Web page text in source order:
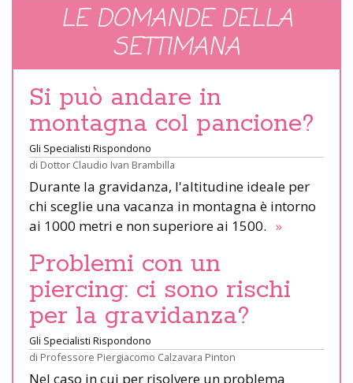
LE DOMANDE DELLA
SETTIMANA
Si può andare in
montagna col pancione?
Gli Specialisti Rispondono
di Dottor Claudio Ivan Brambilla
Durante la gravidanza, l'altitudine ideale per
chi sceglie una vacanza in montagna è intorno
ai 1000 metri e non superiore ai 1500. »
Problemi con un
piercing: ci sono rischi
per la gravidanza?
Gli Specialisti Rispondono
di Professore Piergiacomo Calzavara Pinton
Nel caso in cui per risolvere un problema